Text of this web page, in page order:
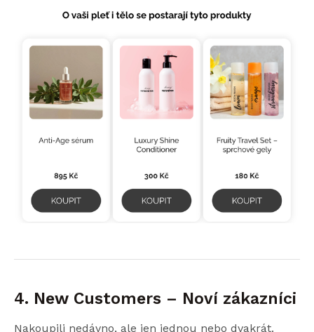
4. New Customers – Noví zákazníci
Nakoupili nedávno, ale jen jednou nebo dvakrát.